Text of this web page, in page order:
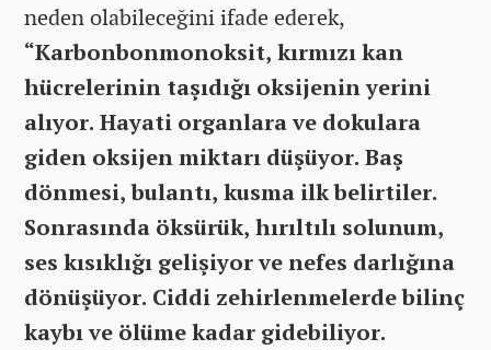
neden olabileceğini ifade ederek,
“Karbonbonmonoksit, kırmızı kan
hücrelerinin taşıdığı oksijenin yerini
alıyor. Hayati organlara ve dokulara
giden oksijen miktarı düşüyor. Baş
dönmesi, bulantı, kusma ilk belirtiler.
Sonrasında öksürük, hırıltılı solunum,
ses kısıklığı gelişiyor ve nefes darlığına
dönüşüyor. Ciddi zehirlenmelerde bilinç
kaybı ve ölüme kadar gidebiliyor.